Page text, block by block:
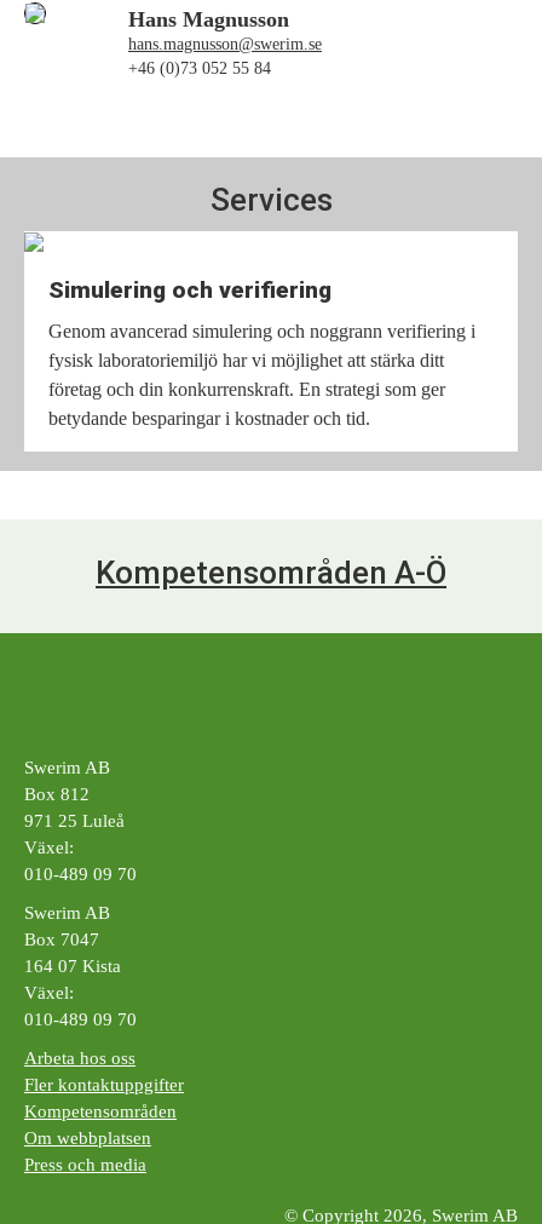
Hans Magnusson
hans.magnusson@swerim.se
+46 (0)73 052 55 84
Services
Simulering och verifiering
Genom avancerad simulering och noggrann verifiering i
fysisk laboratoriemiljö har vi möjlighet att stärka ditt
företag och din konkurrenskraft. En strategi som ger
betydande besparingar i kostnader och tid.
Kompetensområden A-Ö
Swerim AB
Box 812
971 25 Luleå
Växel:
010-489 09 70
Swerim AB
Box 7047
164 07 Kista
Växel:
010-489 09 70
Arbeta hos oss
Fler kontaktuppgifter
Kompetensområden
Om webbplatsen
Press och media
© Copyright 2026, Swerim AB